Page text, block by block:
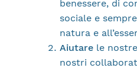
benessere, di
sociale e
natura e
Aiutare le
nostri